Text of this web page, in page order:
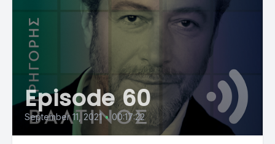
Episode 60
September 11, 2021 • 00:17:22